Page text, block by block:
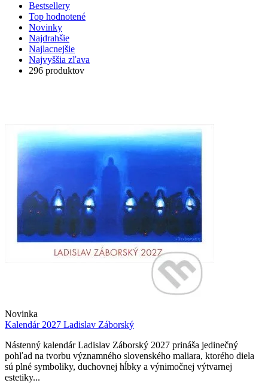
Bestsellery
Top hodnotené
Novinky
Najdrahšie
Najlacnejšie
Najvyššia zľava
296 produktov
Novinka
Kalendár 2027 Ladislav Záborský
Nástenný kalendár Ladislav Záborský 2027 prináša jedinečný
pohľad na tvorbu významného slovenského maliara, ktorého diela
sú plné symboliky, duchovnej hĺbky a výnimočnej výtvarnej
estetiky...